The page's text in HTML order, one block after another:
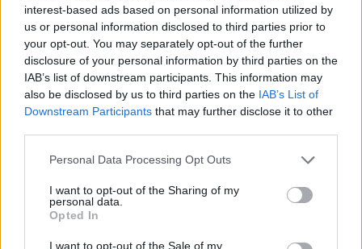
interest-based ads based on personal information utilized by
us or personal information disclosed to third parties prior to
your opt-out. You may separately opt-out of the further
disclosure of your personal information by third parties on the
IAB’s list of downstream participants. This information may
also be disclosed by us to third parties on the IAB’s List of
Downstream Participants that may further disclose it to other
Personal Data Processing Opt Outs
I want to opt-out of the Sharing of my
personal data.
Opted In
I want to opt-out of the Sale of my
odpowiedzialności za efekty ich zastosowania. Przed
zastosowaniem porad i wskazówek zawartych w serwisie, należy
bezwzględnie skonsultować się z lekarzem.
POWIĄZANE DYSKUSJE NA FORUM Z
KATEGORIILECZENIE RAKA
Forum:Operacje i zabiegi